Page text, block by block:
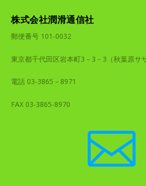
株式会社潤滑通信社
郵便番号 101-0032
東京都千代田区岩本町3－3－3（秋葉原サ
電話 03-3865－8971
FAX 03-3865-8970
